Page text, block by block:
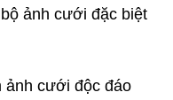
ảnh cưới đặc biệt
ảnh cưới độc đáo